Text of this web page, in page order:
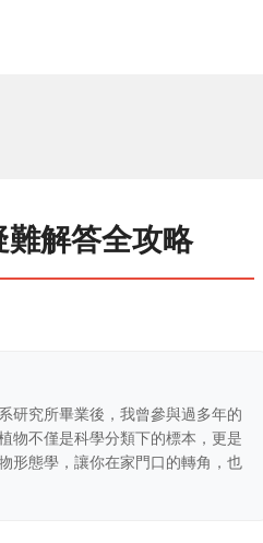
解答全攻略
研究所畢業後，我曾參與過多年的
物不僅是科學分類下的標本，更是
形態學，讓你在家門口的轉角，也